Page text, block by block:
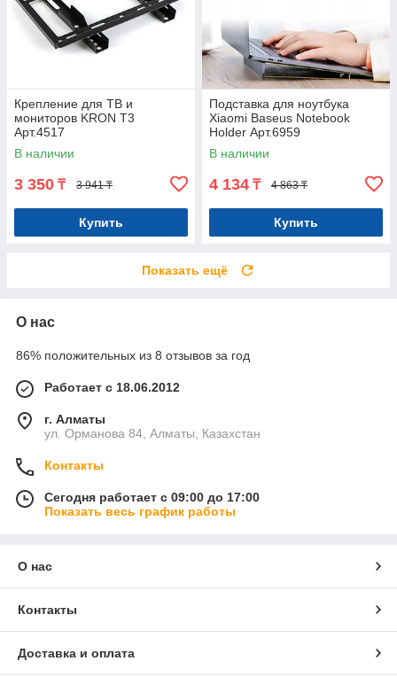
Крепление для ТВ и
мониторов KRON T3
Арт.4517
В наличии
3 350 ₸ 3 941 ₸
Купить
Подставка для ноутбука
Xiaomi Baseus Notebook
Holder Арт.6959
В наличии
4 134 ₸ 4 863 ₸
Купить
Показать ещё
О нас
86% положительных из 8 отзывов за год
Работает с 18.06.2012
г. Алматы
ул. Орманова 84, Алматы, Казахстан
Контакты
Сегодня работает с 09:00 до 17:00
Показать весь график работы
О нас
Контакты
Доставка и оплата